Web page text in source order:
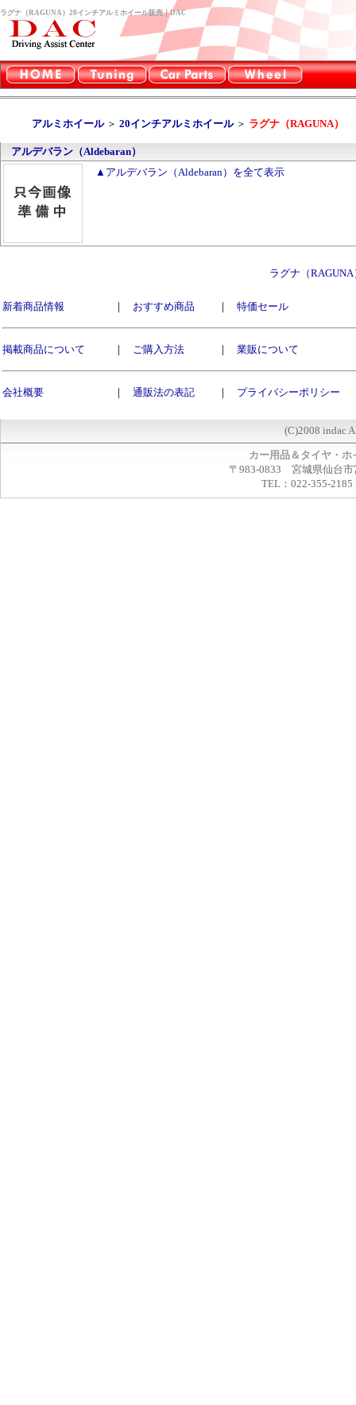
ラグナ（RAGUNA）20インチアルミホイール販売｜DAC
アルミホイール＞ 20インチアルミホイール＞ ラグナ（RAGUNA）
アルデバラン（Aldebaran）
▲アルデバラン（Aldebaran）を全て表示
ラグナ（
新着商品情報 ｜ おすすめ商品 ｜ 特価セール
掲載商品について ｜ ご購入方法 ｜ 業販について
会社概要 ｜ 通販法の表記 ｜ プライバシーポリシー
(C)2008 indac
カー用品＆タイヤ・
〒983-0833 宮城県仙台市
TEL：022-355-